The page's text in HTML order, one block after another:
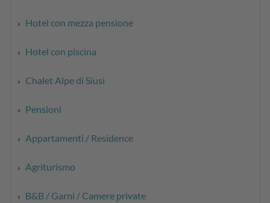
Hotel con mezza pensione
Hotel con piscina
Chalet Alpe di Siusi
Pensioni
Appartamenti / Residence
Agriturismo
B&B / Garni / Camere private